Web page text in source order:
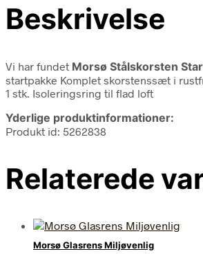
Beskrivelse
Vi har fundet Morsø Stålskorsten
startpakke Komplet skorstenssæt i
1 stk. Isoleringsring til flad loft
Yderlige produktinformationer:
Produkt id: 5262838
Relaterede
Morsø Glasrens Miljøvenlig